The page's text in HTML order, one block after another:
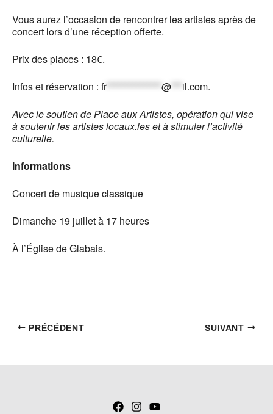
Vous aurez l’occasion de rencontrer les artistes après de
concert lors d’une réception offerte.
Prix des places : 18€.
Infos et réservation : fr*************** @*** il.com.
Avec le soutien de Place aux Artistes, opération qui vise
à soutenir les artistes locaux.les et à stimuler l’activité
culturelle.
Informations
Concert de musique classique
Dimanche 19 juillet à 17 heures
À l’Église de Glabais.
PRÉCÉDENT SUIVANT